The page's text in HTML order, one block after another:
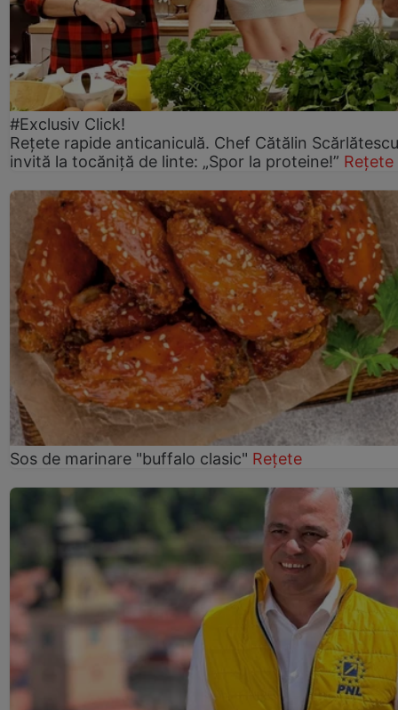
#Exclusiv Click!
Rețete rapide anticaniculă. Chef Cătălin
invită la tocăniță de linte: „Spor la proteine!” Rețete
Sos de marinare "buffalo clasic" Rețete